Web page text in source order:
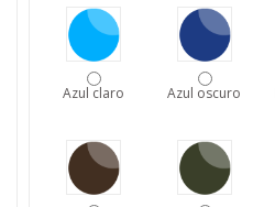
Azul claro Azul oscuro